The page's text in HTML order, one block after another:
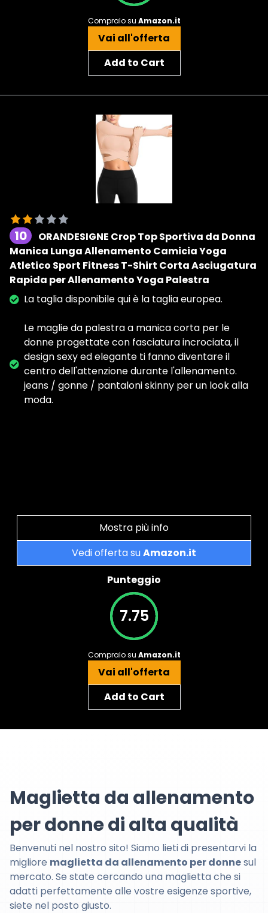
Compralo su Amazon.it
Vai all'offerta
Add to Cart
10
ORANDESIGNE Crop Top Sportiva da Donna
Manica Lunga Allenamento Camicia Yoga
Atletico Sport Fitness T-Shirt Corta Asciugatura
Rapida per Allenamento Yoga Palestra
La taglia disponibile qui è la taglia europea.
Le maglie da palestra a manica corta per le
donne progettate con fasciatura incrociata, il
design sexy ed elegante ti fanno diventare il
centro dell'attenzione durante l'allenamento.
jeans / gonne / pantaloni skinny per un look alla
moda.
Mostra più info
Vedi offerta suAmazon.it
Punteggio
7.75
Compralo su Amazon.it
Vai all'offerta
Add to Cart
Maglietta da allenamento
per donne di alta qualità
Benvenuti nel nostro sito! Siamo lieti di presentarvi la
migliore maglietta da allenamento per donnesul
mercato. Se state cercando una maglietta che si
adatti perfettamente alle vostre esigenze sportive,
siete nel posto giusto.